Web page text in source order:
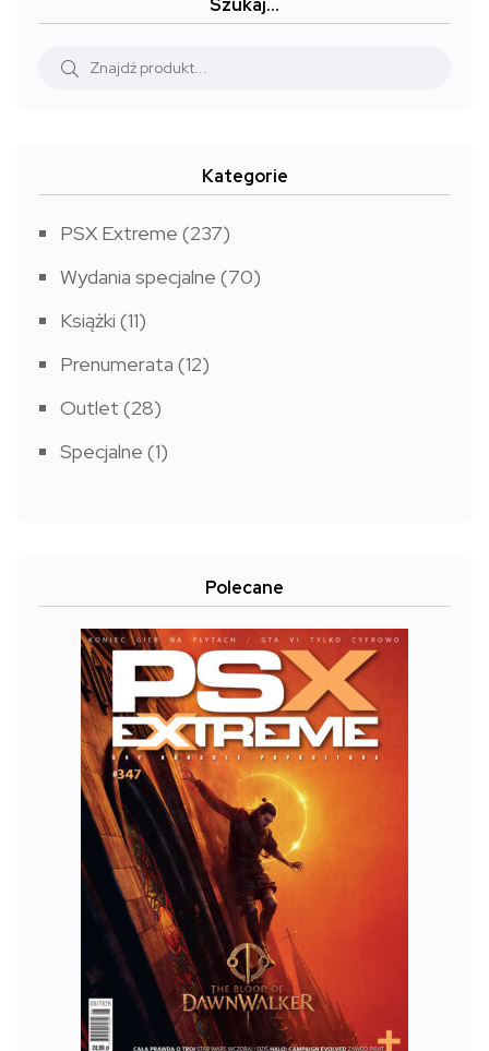
do
Szukaj…
Kategorie
PSX Extreme (237)
Wydania specjalne (70)
Książki (11)
Prenumerata (12)
Outlet (28)
Specjalne (1)
Polecane